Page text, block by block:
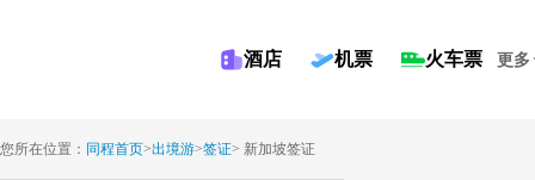
酒店 机票 火车票 更多
您所在位置： 同程首页>出境游>签证> 新加坡签证